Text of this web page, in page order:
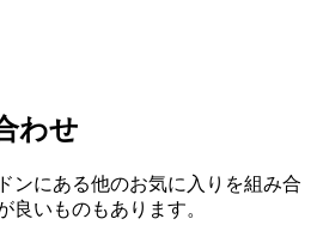
わせ
ンにある他のお気に入りを組み合
良いものもあります。